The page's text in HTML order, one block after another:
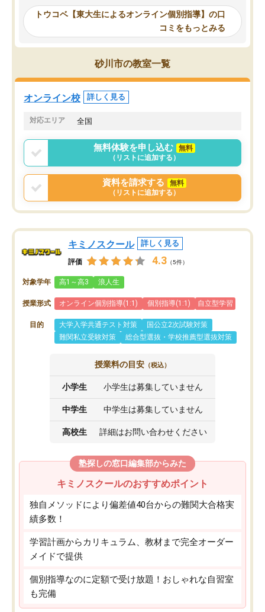
ーティングを行い、その講師で良いか
見てから講師を決定する事ができま
す。
うちの子は、初回面談の講師の方で決
オンラインツールを使用した単語帳の
共有があり宿題もそちらで出される形
でした。
言う事で講師変更の申し出があり、あ
まりに短期での変更だった為、塾に通
う事にして退会しました。遅れも取り
戻せ、授業内容や講師の方は良かった
と思います。
いなのがあり(有料)、受
ことをどんなスケジュー
くか相談したのですが、
ち期待したものではなく
くなってきたようなので
トウコベ【東大生によるオンライン個別指導】の口
コミをもっとみる
砂川市の教室一覧
オンライン校 詳しく見る
対応エリア 全国
無料体験を申し込む
無料
（リストに追加する）
資料を請求する
無料
（リストに追加する）
キミノスクール 詳しく見る
評価 4.3 （5件）
対象学年 高1～高3 浪人生
授業形式 オンライン個別指導(1:1) 個別指導(1:1) 自立型学習
目的 大学入学共通テスト対策
国公立2次試験対策
難関私立受験対策
総合型選抜・学校推薦型選抜対策
授業料の目安 （税込）
小学生 小学生は募集していません
中学生 中学生は募集していません
高校生 詳細はお問い合わせください
塾探しの窓口編集部からみた
キミノスクールのおすすめポイント
独自メソッドにより偏差値40台からの難関大合格実
績多数！
学習計画からカリキュラム、教材まで完全オーダー
メイドで提供
個別指導なのに定額で受け放題！おしゃれな自習室
も完備